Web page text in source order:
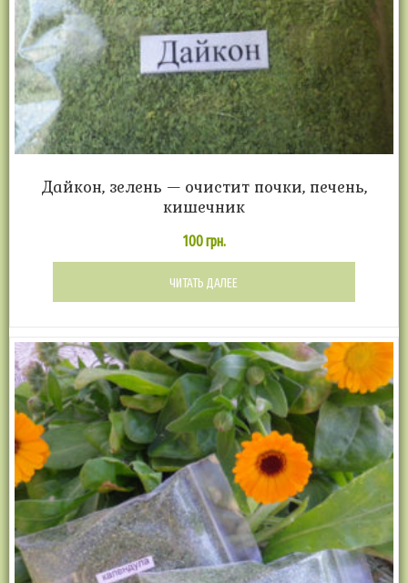
Дайкон, зелень — очистит почки, печень,
кишечник
100грн.
ЧИТАТЬ ДАЛЕЕ